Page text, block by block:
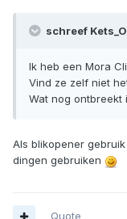
schreef
Ik heb een Mora
Vind ze zelf niet
Wat nog ontbreekt
Als blikopener
dingen gebruiken
Quote